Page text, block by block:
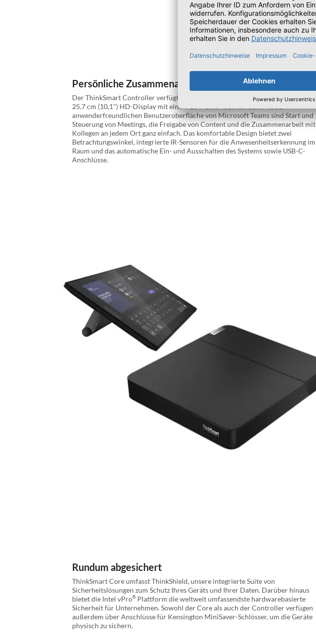
Persönliche Zusammenarbeit
Der ThinkSmart Controller verfügt über ein entspiegeltes, schmutzresistentes
25,7 cm (10,1") HD-Display mit einem 10-Punkt-Touchscreen. Mit der
anwenderfreundlichen Benutzeroberfläche von Microsoft Teams sind Start und
Steuerung von Meetings, die Freigabe von Content und die Zusammenarbeit mit
Kollegen an jedem Ort ganz einfach. Das komfortable Design bietet zwei
Betrachtungswinkel, integrierte IR-Sensoren für die Anwesenheitserkennung im
Raum und das automatische Ein- und Ausschalten des Systems sowie USB-C-
Anschlüsse.
Rundum abgesichert
ThinkSmart Core umfasst ThinkShield, unsere integrierte Suite von
Sicherheitslösungen zum Schutz Ihres Geräts und Ihrer Daten. Darüber hinaus
bietet die Intel vPro® Plattform die weltweit umfassendste hardwarebasierte
Sicherheit für Unternehmen. Sowohl der Core als auch der Controller verfügen
außerdem über Anschlüsse für Kensington MiniSaver-Schlösser, um die Geräte
physisch zu sichern.